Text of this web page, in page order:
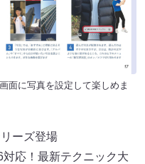
に写真を設定して楽しめま
ーズ登場
応！最新テクニック大